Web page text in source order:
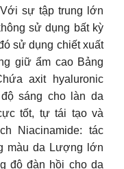
sự tập trung lớn
sử dụng bất kỳ
sử dụng chiết xuất
giữ ẩm cao Bảng
axit hyaluronic
sáng cho làn da
tốt, tự tái tạo và
Niacinamide: tác
màu da Lượng lớn
độ đàn hồi cho da